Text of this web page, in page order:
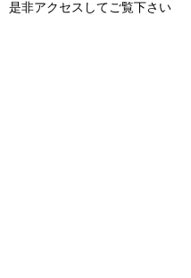
是非アクセスしてご覧下さい